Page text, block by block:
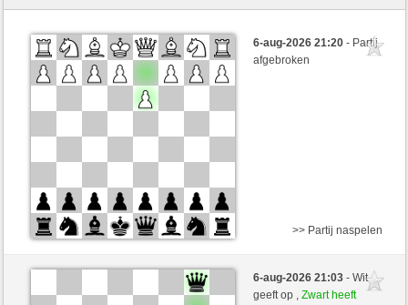
6-aug-2026 21:20- Partij
afgebroken
Wit
nomika (1164)
>> Partij naspelen
6-aug-2026 21:03- Wit
geeft op ,Zwart heeft